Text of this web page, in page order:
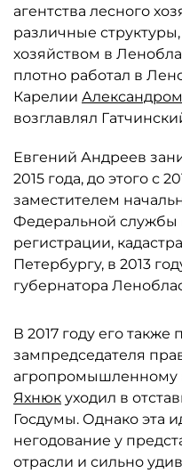
агентства лесного
различные
хозяйством в
плотно работал в
Карелии
возглавлял
Евгений Андреев
2015 года, до этого с
заместителем
Федеральной службы
регистрации,
Петербургу, в 2013
губернатора
В 2017 году его также
зампредседателя
агропромышленному
Яхнюк уходил в
Госдумы. Однако эта
негодование у
отрасли и сильно